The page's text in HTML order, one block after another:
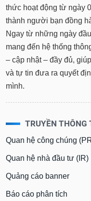
thức hoạt động từ ngày
thành người bạn đồng
Ngay từ những ngày
mang đến hệ thống
– cập nhật – đầy đủ,
và tự tin đưa ra quyết
mình.
TRUYỀN THÔNG
Quan hệ công chúng
Quan hệ nhà đầu tư (IR)
Quảng cáo banner
Báo cáo phân tích